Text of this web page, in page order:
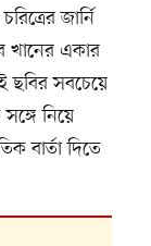
জার্নি
খানের একার
ছবির সবচেয়ে
নিয়ে
বার্তা দিতে